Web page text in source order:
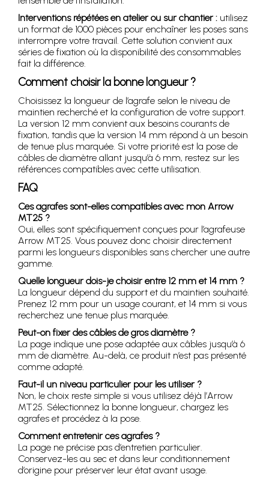
Interventions répétées en atelier ou sur chantier : utilisez
un format de 1000 pièces pour enchaîner les poses sans
interrompre votre travail. Cette solution convient aux
séries de fixation où la disponibilité des consommables
fait la différence.
Comment choisir la bonne longueur ?
Choisissez la longueur de l’agrafe selon le niveau de
maintien recherché et la configuration de votre support.
La version 12 mm convient aux besoins courants de
fixation, tandis que la version 14 mm répond à un besoin
de tenue plus marquée. Si votre priorité est la pose de
câbles de diamètre allant jusqu’à 6 mm, restez sur les
références compatibles avec cette utilisation.
FAQ
Ces agrafes sont-elles compatibles avec mon Arrow
MT25 ?
Oui, elles sont spécifiquement conçues pour l’agrafeuse
Arrow MT25. Vous pouvez donc choisir directement
parmi les longueurs disponibles sans chercher une autre
gamme.
Quelle longueur dois-je choisir entre 12 mm et 14 mm ?
La longueur dépend du support et du maintien souhaité.
Prenez 12 mm pour un usage courant, et 14 mm si vous
recherchez une tenue plus marquée.
Peut-on fixer des câbles de gros diamètre ?
La page indique une pose adaptée aux câbles jusqu’à 6
mm de diamètre. Au-delà, ce produit n’est pas présenté
comme adapté.
Faut-il un niveau particulier pour les utiliser ?
Non, le choix reste simple si vous utilisez déjà l’Arrow
MT25. Sélectionnez la bonne longueur, chargez les
agrafes et procédez à la pose.
Comment entretenir ces agrafes ?
La page ne précise pas d’entretien particulier.
Conservez-les au sec et dans leur conditionnement
d’origine pour préserver leur état avant usage.